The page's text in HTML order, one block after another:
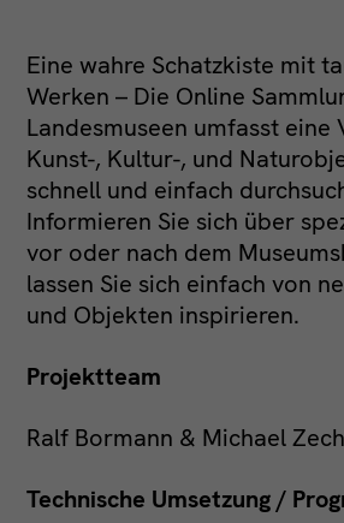
FAVORITEN
FACEBOOK
INSTAGRAM
LINKEDIN
Eine wahre Schatzkiste mit
Werken – Die Online
Landesmuseen umfasst eine
Kunst-, Kultur-, und
schnell und einfach
Informieren Sie sich über
vor oder nach dem
lassen Sie sich einfach von
und Objekten inspirieren.
Projektteam
Ralf Bormann & Michael
Technische Umsetzung /